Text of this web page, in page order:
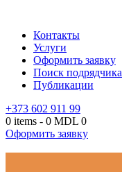
Контакты
Услуги
Оформить заявку
Поиск подрядчика
Публикации
+373 602 911 99
0 items - 0 MDL 0
Оформить заявку